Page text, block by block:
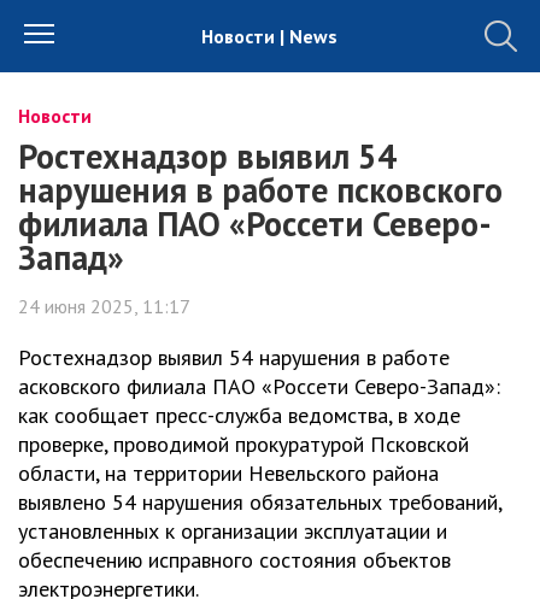
Новости | News
Новости
Ростехнадзор выявил 54
нарушения в работе псковского
филиала ПАО «Россети Северо-
Запад»
24 июня 2025, 11:17
Ростехнадзор выявил 54 нарушения в работе
асковского филиала ПАО «Россети Северо-Запад»:
как сообщает пресс-служба ведомства, в ходе
проверке, проводимой прокуратурой Псковской
области, на территории Невельского района
выявлено 54 нарушения обязательных требований,
установленных к организации эксплуатации и
обеспечению исправного состояния объектов
электроэнергетики.